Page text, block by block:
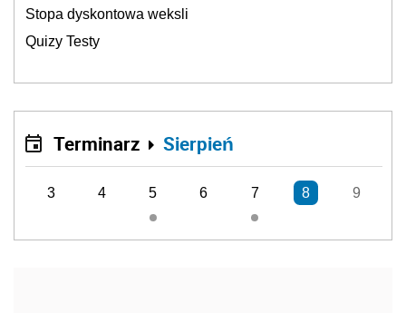
Stopa dyskontowa weksli
Quizy Testy
Terminarz Sierpień
3 4 5 6 7 8 9